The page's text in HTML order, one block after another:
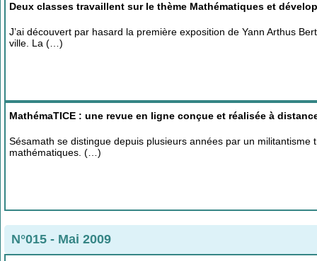
Deux classes travaillent sur le thème Mathématiques et
J’ai découvert par hasard la première exposition de Yann Arthus
ville. La (…)
MathémaTICE : une revue en ligne conçue et réalisée à
Sésamath se distingue depuis plusieurs années par un militantisme
mathématiques. (…)
N°015 - Mai 2009